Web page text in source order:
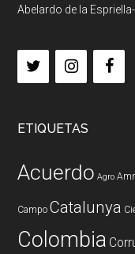
Abelardo de la Espriella-
ETIQUETAS
Acuerdo Agro
Campo Catalunya
Colombia